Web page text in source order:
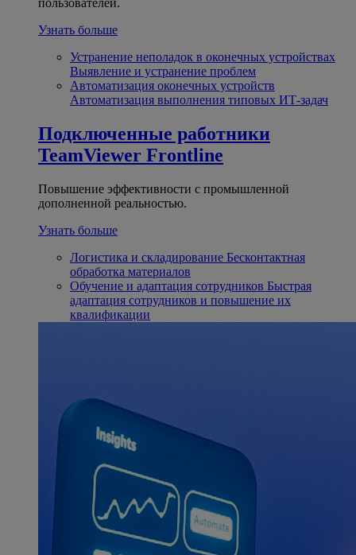
пользователей.
Узнать больше
Устранение неполадок в оконечных устройствах
Выявление и устранение проблем
Автоматизация оконечных устройств
Автоматизация выполнения типовых ИТ-задач
Подключенные работники
TeamViewer Frontline
Повышение эффективности с промышленной
дополненной реальностью.
Узнать больше
Логистика и складирование Бесконтактная
обработка материалов
Обучение и адаптация сотрудников Быстрая
адаптация сотрудников и повышение их
квалификации